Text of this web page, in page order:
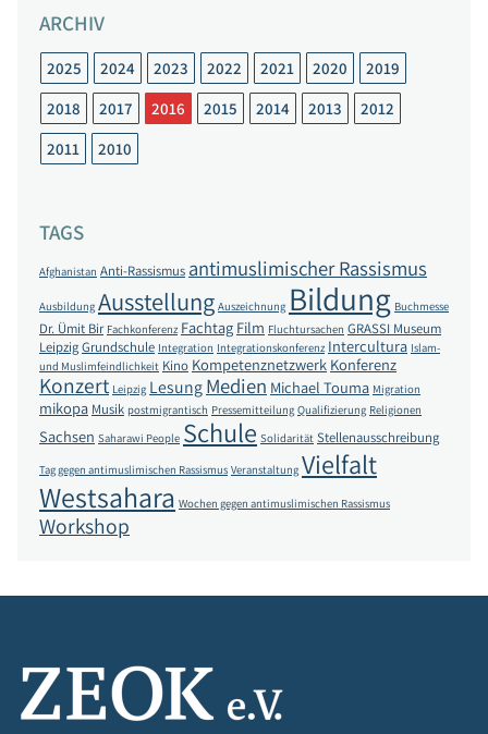
ARCHIV
2025 2024 2023 2022 2021 2020
2019
2018
2017 2016 2015 2014 2013
2012
2011
2010
TAGS
Afghanistan Anti-Rassismus antimuslimischer Rassismus
Ausbildung Ausstellung Auszeichnung Bildung Buchmesse
Dr. Ümit Bir Fachkonferenz Fachtag Film Fluchtursachen GRASSI Museum
LeipzigGrundschule Integration Integrationskonferenz Intercultura Islam-
und Muslimfeindlichkeit Kino Kompetenznetzwerk Konferenz
Konzert Leipzig LesungMedien Michael Touma Migration
mikopa Musik postmigrantisch Pressemitteilung Qualifizierung Religionen
Sachsen Saharawi People Schule Solidarität Stellenausschreibung
Tag gegen antimuslimischen Rassismus Veranstaltung Vielfalt
Westsahara Wochen gegen antimuslimischen Rassismus
Workshop